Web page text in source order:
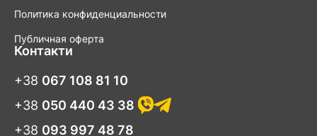
Политика конфиденциальности
Публичная оферта
Контакти
+38 067 108 81 10
+38 050 440 43 38
+38 093 997 48 78